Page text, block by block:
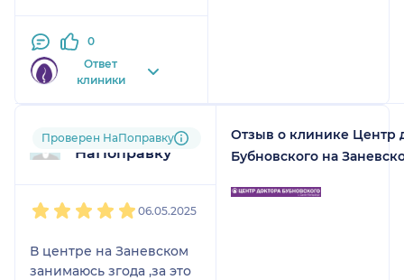
0
Ответ
клиники
Пользователь
НаПоправку
Проверен НаПоправку
06.05.2025
В центре на Заневском
занимаюсь згода ,за это
Отзыв о клинике Центр
Бубновского на